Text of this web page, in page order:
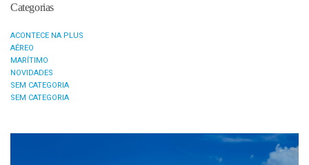
Categorias
ACONTECE NA PLUS
AÉREO
MARÍTIMO
NOVIDADES
SEM CATEGORIA
SEM CATEGORIA